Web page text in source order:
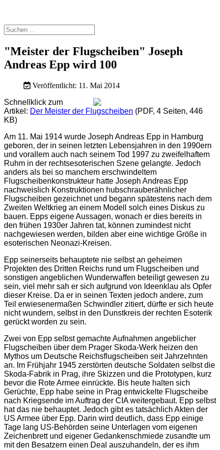
"Meister der Flugscheiben" Joseph
Andreas Epp wird 100
Veröffentlicht: 11. Mai 2014
Schnellklick zum
Artikel: Der Meister der Flugscheiben (PDF, 4 Seiten, 446
KB)
Am 11. Mai 1914 wurde Joseph Andreas Epp in Hamburg
geboren, der in seinen letzten Lebensjahren in den 1990ern
und vorallem auch nach seinem Tod 1997 zu zweifelhaftem
Ruhm in der rechtsesoterischen Szene gelangte. Jedoch
anders als bei so manchem erschwindeltem
Flugscheibenkonstrukteur hatte Joseph Andreas Epp
nachweislich Konstruktionen hubschrauberähnlicher
Flugscheiben gezeichnet und begann spätestens nach dem
Zweiten Weltkrieg an einem Modell solch eines Diskus zu
bauen. Epps eigene Aussagen, wonach er dies bereits in
den frühen 1930er Jahren tat, können zumindest nicht
nachgewiesen werden, bilden aber eine wichtige Größe in
esoterischen Neonazi-Kreisen.
Epp seinerseits behauptete nie selbst an geheimen
Projekten des Dritten Reichs rund um Flugscheiben und
sonstigen angeblichen Wunderwaffen beteiligt gewesen zu
sein, viel mehr sah er sich aufgrund von Ideenklau als Opfer
dieser Kreise. Da er in seinen Texten jedoch andere, zum
Teil erwiesenermaßen Schwindler zitiert, dürfte er sich heute
nicht wundern, selbst in den Dunstkreis der rechten Esoterik
gerückt worden zu sein.
Zwei von Epp selbst gemachte Aufnahmen angeblicher
Flugscheiben über dem Prager Skoda-Werk heizen den
Mythos um Deutsche Reichsflugscheiben seit Jahrzehnten
an. Im Frühjahr 1945 zerstörten deutsche Soldaten selbst die
Skoda-Fabrik in Prag, ihre Skizzen und die Prototypen, kurz
bevor die Rote Armee einrückte. Bis heute halten sich
Gerüchte, Epp habe seine in Prag entwickelte Flugscheibe
nach Kriegsende im Auftrag der CIA weitergebaut. Epp selbst
hat das nie behauptet. Jedoch gibt es tatsächlich Akten der
US Armee über Epp. Darin wird deutlich, dass Epp einige
Tage lang US-Behörden seine Unterlagen vom eigenen
Zeichenbrett und eigener Gedankenschmiede zusandte um
mit den Besatzern einen Deal auszuhandeln, der es ihm